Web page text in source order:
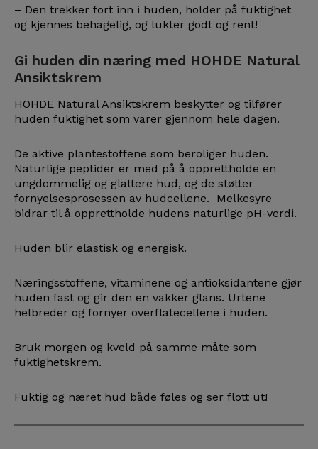
– Den trekker fort inn i huden, holder på fuktighet
og kjennes behagelig, og lukter godt og rent!
Gi huden din næring med HOHDE Natural
Ansiktskrem
HOHDE Natural Ansiktskrem beskytter og tilfører
huden fuktighet som varer gjennom hele dagen.
De aktive plantestoffene som beroliger huden.
Naturlige peptider er med på å opprettholde en
ungdommelig og glattere hud, og de støtter
fornyelsesprosessen av hudcellene. Melkesyre
bidrar til å opprettholde hudens naturlige pH-verdi.
Huden blir elastisk og energisk.
Næringsstoffene, vitaminene og antioksidantene gjør
huden fast og gir den en vakker glans. Urtene
helbreder og fornyer overflatecellene i huden.
Bruk morgen og kveld på samme måte som
fuktighetskrem.
Fuktig og næret hud både føles og ser flott ut!